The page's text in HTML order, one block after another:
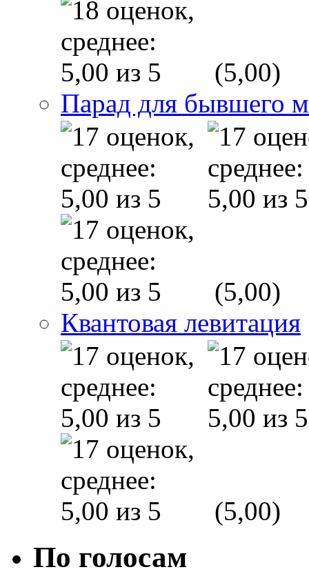
(5,00)
Парад для бывшего
(5,00)
Квантовая левитация
(5,00)
По голосам